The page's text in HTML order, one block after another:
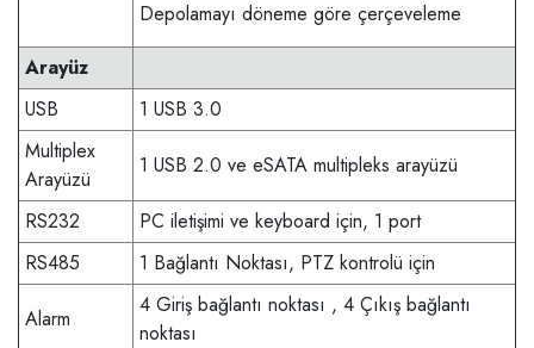
Depolamayı döneme göre çerçeveleme
Arayüz
USB
1 USB 3.0
Multiplex
Arayüzü
1 USB 2.0 ve eSATA multipleks arayüzü
RS232
PC iletişimi ve keyboard için, 1 port
RS485
1 Bağlantı Noktası, PTZ kontrolü için
Alarm
4 Giriş bağlantı noktası , 4 Çıkış bağlantı
noktası